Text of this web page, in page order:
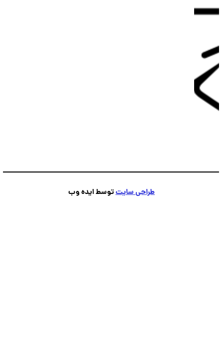
طراحی سایتتوسط ایده وب